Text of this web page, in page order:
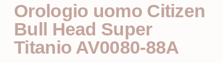
Orologio uomo Citizen
Bull Head Super
Titanio AV0080-88A